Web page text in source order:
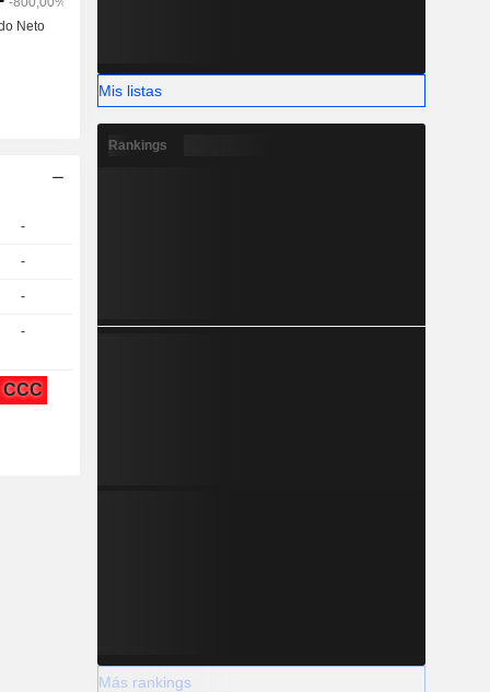
-
-
-
-
CCC
Mis listas
Rankings
Más rankings